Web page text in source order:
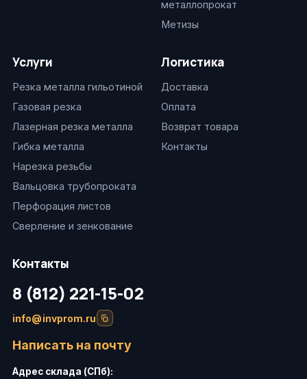
металлопрокат
Метизы
Услуги
Резка металла гильотиной
Газовая резка
Лазерная резка металла
Гибка металла
Нарезка резьбы
Вальцовка трубопроката
Перфорация листов
Сверление и зенкование
Логистика
Доставка
Оплата
Возврат товара
Контакты
Контакты
8 (812) 221-15-02
info@invprom.ru
Написать на почту
Адрес склада (СПб):